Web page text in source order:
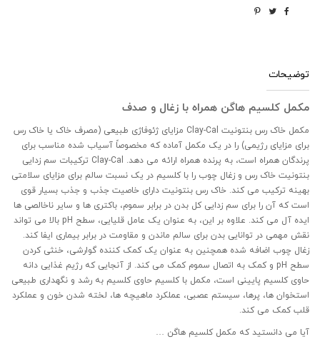
توضیحات
مکمل کلسیم هاگن همراه با زغال و صدف
مکمل خاک رس بنتونیت Clay-Cal مزایای ژئوفاژی طبیعی (مصرف خاک یا خاک رس
برای مزایای رژیمی) را در یک مکمل آماده که مخصوصاً آسیاب شده مناسب برای
پرندگان همراه است، به پرنده همراه ارائه می دهد. Clay-Cal ترکیبات سم زدایی
بنتونیت خاک رس و زغال چوب را با کلسیم در یک نسبت سالم برای مزایای سلامتی
بهینه ترکیب می کند. خاک رس بنتونیت دارای خاصیت جذب و جذب بسیار قوی
است که آن را برای سم زدایی کل بدن در برابر سموم، باکتری ها و سایر ناخالصی ها
ایده آل می کند. علاوه بر این، به عنوان یک عامل قلیایی، سطح pH بالا می تواند
نقش مهمی در توانایی بدن برای سالم ماندن و مقاومت در برابر بیماری ایفا کند.
زغال چوب اضافه شده همچنین به عنوان یک کمک کننده گوارشی، خنثی کردن
سطح pH و کمک به اتصال سموم کمک می کند. از آنجایی که رژیم غذایی دانه
حاوی کلسیم پایینی است، مکمل با کلسیم حاوی کلسیم به رشد و نگهداری طبیعی
استخوان ها، پرها، سیستم عصبی، عملکرد ماهیچه ها، لخته شدن خون و عملکرد
قلب کمک می کند.
آیا می دانستید که مکمل کلسیم هاگن …